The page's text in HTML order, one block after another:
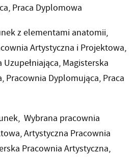
Praca Dyplomowa
z elementami anatomii,
Artystyczna i Projektowa,
Magisterska
Pracownia Dyplomująca, Praca
Wybrana pracownia
Artystyczna Pracownia
Pracownia Artystyczna,